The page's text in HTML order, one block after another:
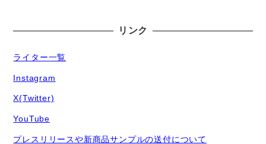
リンク
ライター一覧
Instagram
X(Twitter)
YouTube
プレスリリースや新商品サンプルの送付について